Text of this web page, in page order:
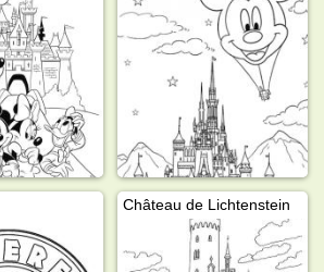
Château de Lichtenstein